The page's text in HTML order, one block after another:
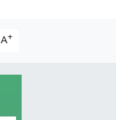
A+